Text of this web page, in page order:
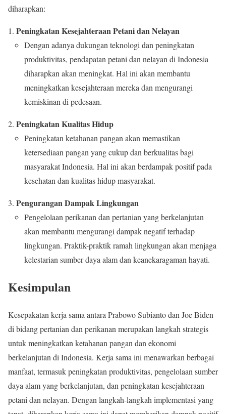
diharapkan:
Peningkatan Kesejahteraan Petani dan Nelayan
Dengan adanya dukungan teknologi dan peningkatan
produktivitas, pendapatan petani dan nelayan di Indonesia
diharapkan akan meningkat. Hal ini akan membantu
meningkatkan kesejahteraan mereka dan mengurangi
kemiskinan di pedesaan.
Peningkatan Kualitas Hidup
Peningkatan ketahanan pangan akan memastikan
ketersediaan pangan yang cukup dan berkualitas bagi
masyarakat Indonesia. Hal ini akan berdampak positif pada
kesehatan dan kualitas hidup masyarakat.
Pengurangan Dampak Lingkungan
Pengelolaan perikanan dan pertanian yang berkelanjutan
akan membantu mengurangi dampak negatif terhadap
lingkungan. Praktik-praktik ramah lingkungan akan menjaga
kelestarian sumber daya alam dan keanekaragaman hayati.
Kesimpulan
Kesepakatan kerja sama antara Prabowo Subianto dan Joe Biden
di bidang pertanian dan perikanan merupakan langkah strategis
untuk meningkatkan ketahanan pangan dan ekonomi
berkelanjutan di Indonesia. Kerja sama ini menawarkan berbagai
manfaat, termasuk peningkatan produktivitas, pengelolaan sumber
daya alam yang berkelanjutan, dan peningkatan kesejahteraan
petani dan nelayan. Dengan langkah-langkah implementasi yang